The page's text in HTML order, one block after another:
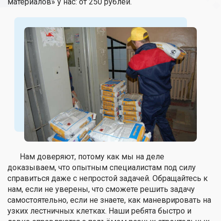
Нам доверяют, потому как мы на деле
доказываем, что опытным специалистам под силу
справиться даже с непростой задачей. Обращайтесь к
нам, если не уверены, что сможете решить задачу
самостоятельно, если не знаете, как маневрировать на
узких лестничных клетках. Наши ребята быстро и